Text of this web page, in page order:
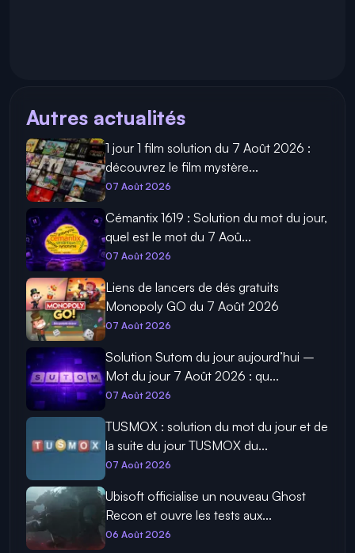
Autres actualités
1 jour 1 film solution du 7 Août 2026 :
découvrez le film mystère...
07 Août 2026
Cémantix 1619 : Solution du mot du jour,
quel est le mot du 7 Aoû...
07 Août 2026
Liens de lancers de dés gratuits
Monopoly GO du 7 Août 2026
07 Août 2026
Solution Sutom du jour aujourd’hui –
Mot du jour 7 Août 2026 : qu...
07 Août 2026
TUSMOX : solution du mot du jour et de
la suite du jour TUSMOX du...
07 Août 2026
Ubisoft officialise un nouveau Ghost
Recon et ouvre les tests aux...
06 Août 2026